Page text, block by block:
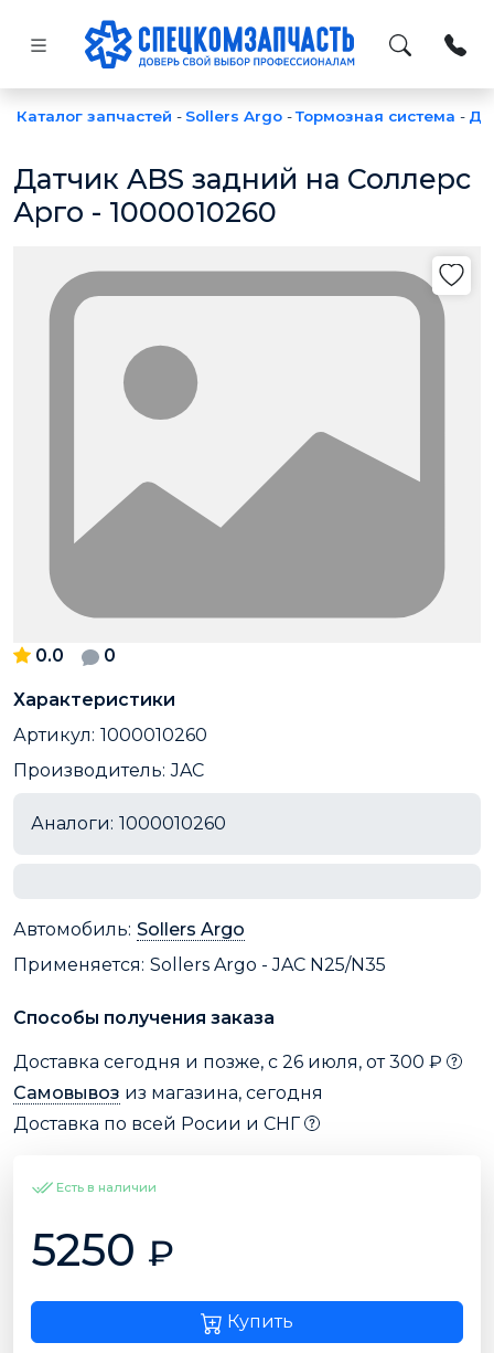
Каталог запчастей - Sollers Argo -Тормозная система -
Датчик ABS задний на Соллерс
Арго - 1000010260
0.0 0
Характеристики
Артикул: 1000010260
Производитель: JAC
Аналоги: 1000010260
Автомобиль: Sollers Argo
Применяется: Sollers Argo - JAC N25/N35
Способы получения заказа
Доставка сегодня и позже, с 26 июля, от 300 ₽
Самовывоз из магазина, сегодня
Доставка по всей Росии и СНГ
Есть в наличии
5250 ₽
Купить